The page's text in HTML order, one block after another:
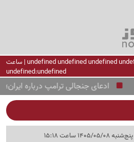
undefined undefined undefined undefined | ساعت
undefined:undefined
ادعای جنجالی ترامپ درباره ایران؛
پنج‌شنبه 1405/05/08 ساعت 15:18